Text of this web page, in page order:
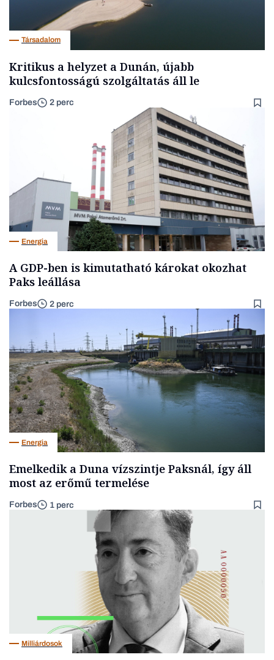
Társadalom
Kritikus a helyzet a Dunán, újabb
kulcsfontosságú szolgáltatás áll le
Forbes 2 perc
Energia
A GDP-ben is kimutatható károkat okozhat
Paks leállása
Forbes 2 perc
Energia
Emelkedik a Duna vízszintje Paksnál, így áll
most az erőmű termelése
Forbes 1 perc
Milliárdosok